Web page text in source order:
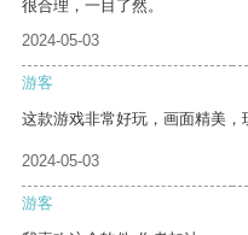
很合理，一目了然。
2024-05-03
游客
这款游戏非常好玩，画面精美，
2024-05-03
游客